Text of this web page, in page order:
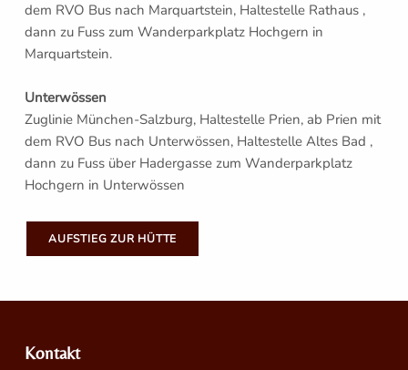
dem RVO Bus nach Marquartstein, Haltestelle Rathaus ,
dann zu Fuss zum Wanderparkplatz Hochgern in
Marquartstein.
Unterwössen
Zuglinie München-Salzburg, Haltestelle Prien, ab Prien mit
dem RVO Bus nach Unterwössen, Haltestelle Altes Bad ,
dann zu Fuss über Hadergasse zum Wanderparkplatz
Hochgern in Unterwössen
AUFSTIEG ZUR HÜTTE
Zurück zur Hauptnavigation springen
Kontakt